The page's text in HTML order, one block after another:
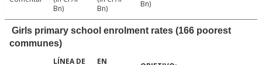
Bn)
Bn)
Bn)
Girls primary school enrolment rates (166 poorest
communes)